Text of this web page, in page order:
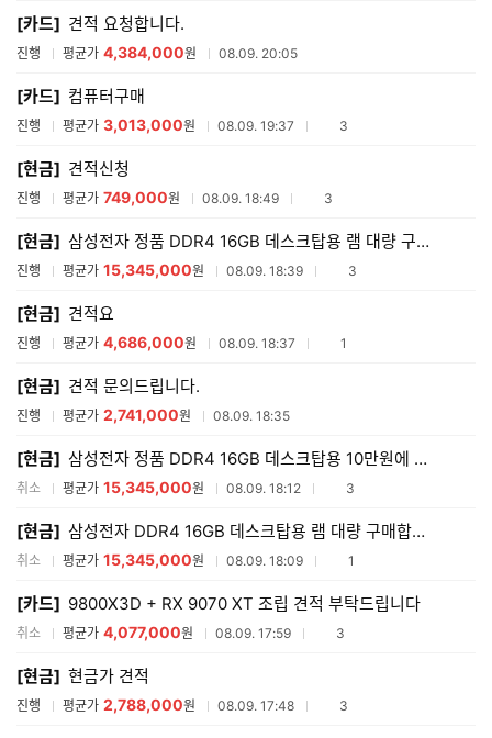
[카드] 견적 요청합니다.
진행 평균가 4,384,000원 08.09. 20:05
[카드] 컴퓨터구매
진행 평균가 3,013,000원 08.09. 19:37 참여업체수
3
[현금] 견적신청
진행 평균가 749,000원 08.09. 18:49 참여업체수
3
[현금] 삼성전자 정품 DDR4 16GB 데스크탑용 램 대량 구매합니다.
진행 평균가 15,345,000원 08.09. 18:39 참여업체수
3
[현금] 견적요
진행 평균가 4,686,000원 08.09. 18:37 참여업체수
1
[현금] 견적 문의드립니다.
진행 평균가 2,741,000원 08.09. 18:35
[현금] 삼성전자 정품 DDR4 16GB 데스크탑용 10만원에 램 대량 구매합니다.
취소 평균가 15,345,000원 08.09. 18:12 참여업체수
3
[현금] 삼성전자 DDR4 16GB 데스크탑용 램 대량 구매합니다.
취소 평균가 15,345,000원 08.09. 18:09 참여업체수
1
[카드] 9800X3D + RX 9070 XT 조립 견적 부탁드립니다
취소 평균가 4,077,000원 08.09. 17:59 참여업체수
3
[현금] 현금가 견적
진행 평균가 2,788,000원 08.09. 17:48 참여업체수
3